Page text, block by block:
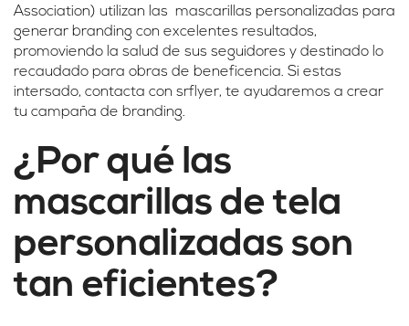
Association) utilizan las mascarillas personalizadas para
generar branding con excelentes resultados,
promoviendo la salud de sus seguidores y destinado lo
recaudado para obras de beneficencia. Si estas
intersado, contacta con srflyer, te ayudaremos a crear
tu campaña de branding.
¿Por qué las
mascarillas de tela
personalizadas son
tan eficientes?